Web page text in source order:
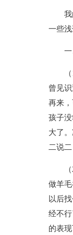
一些浅
曾见
再来
孩子
大了
二说
做羊
以后
经不
的表